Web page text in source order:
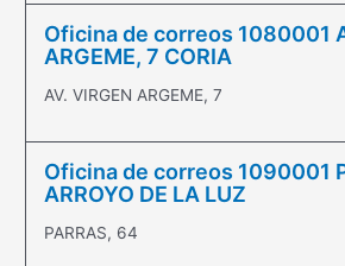
Oficina de correos 1080001
ARGEME, 7 CORIA
AV. VIRGEN ARGEME, 7
Oficina de correos 1090001
ARROYO DE LA LUZ
PARRAS, 64